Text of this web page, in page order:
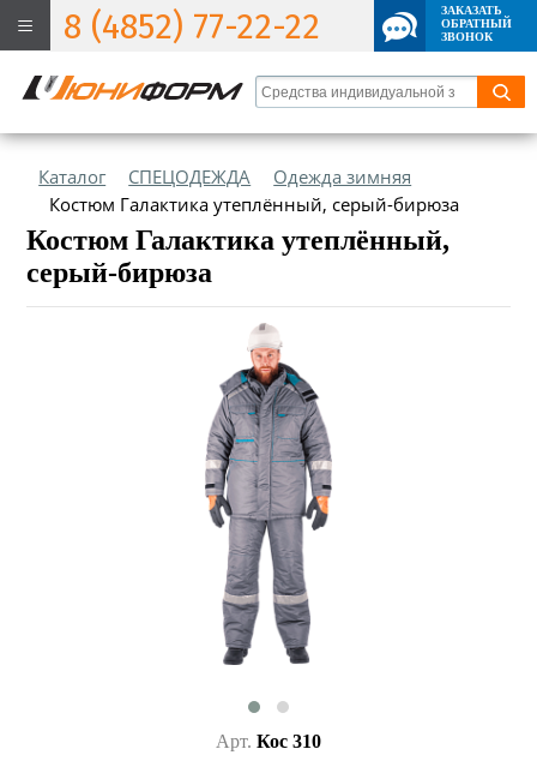
8 (4852) 77-22-22
ЗАКАЗАТЬ
ОБРАТНЫЙ
ЗВОНОК
Каталог СПЕЦОДЕЖДА
Одежда зимняя
Костюм Галактика утеплённый, серый-бирюза
Костюм Галактика утеплённый,
серый-бирюза
Арт. Кос 310